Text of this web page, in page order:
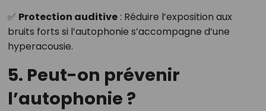
✅ Protection auditive: Réduire l’exposition aux
bruits forts si l’autophonie s’accompagne d’une
hyperacousie.
5. Peut-on prévenir
l’autophonie ?